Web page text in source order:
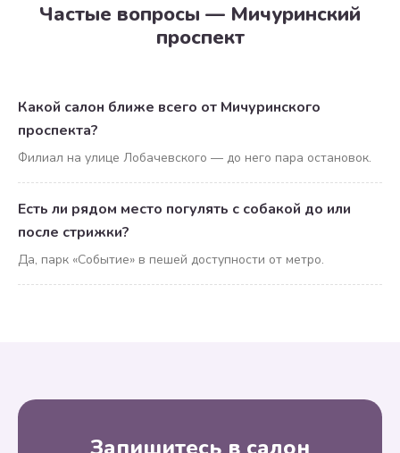
Частые вопросы — Мичуринский
проспект
Какой салон ближе всего от Мичуринского
проспекта?
Филиал на улице Лобачевского — до него пара остановок.
Есть ли рядом место погулять с собакой до или
после стрижки?
Да, парк «Событие» в пешей доступности от метро.